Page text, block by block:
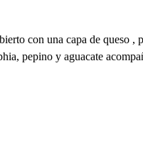
con una capa de queso ,
pepino y aguacate